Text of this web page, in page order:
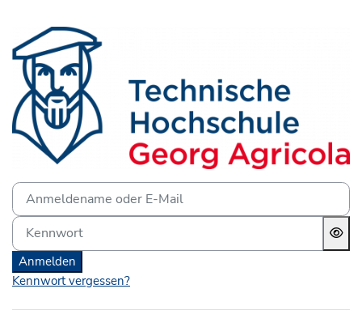
Anmelden bei
Anmeldename oder E-Mail
Kennwort
Anmelden
Kennwort vergessen?